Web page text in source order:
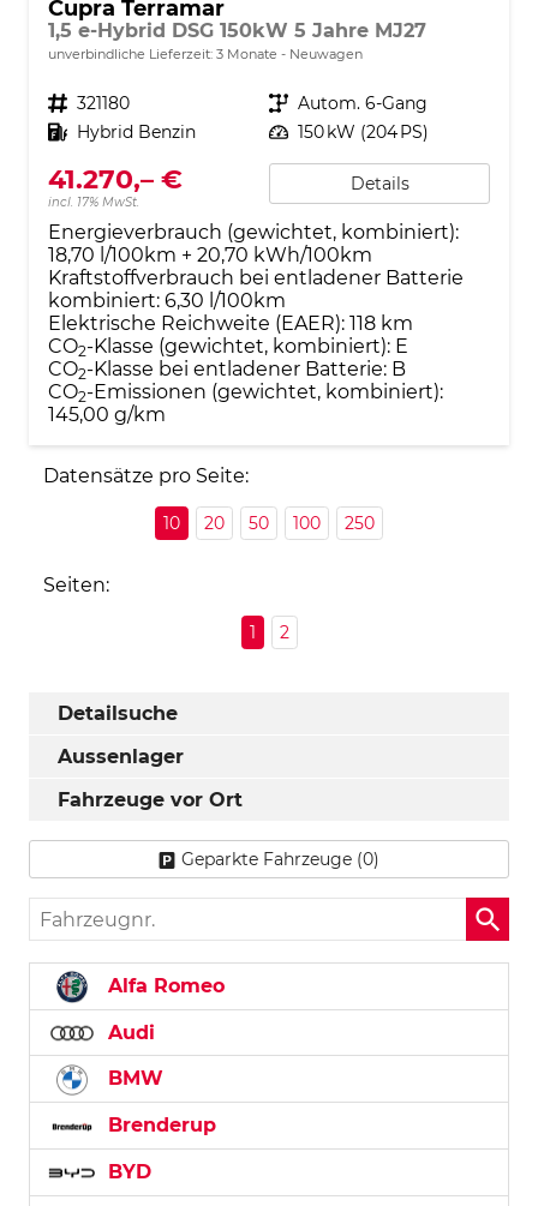
Cupra Terramar
1,5 e-Hybrid DSG 150kW 5 Jahre MJ27
unverbindliche Lieferzeit: 3 Monate Neuwagen
Fahrzeugnr. 321180 Getriebe Autom. 6-Gang
Kraftstoff Hybrid Benzin Leistung 150 kW (204 PS)
41.270,– €
incl. 17% MwSt.
Details
Energieverbrauch (gewichtet, kombiniert):
18,70 l/100km + 20,70 kWh/100km
Kraftstoffverbrauch bei entladener Batterie
kombiniert: 6,30 l/100km
Elektrische Reichweite (EAER): 118 km
CO2-Klasse (gewichtet, kombiniert): E
CO2-Klasse bei entladener Batterie: B
CO2-Emissionen (gewichtet, kombiniert):
145,00 g/km
Datensätze pro Seite:
10 20 50 100 250
Seiten:
1 2
Detailsuche
Aussenlager
Fahrzeuge vor Ort
Geparkte Fahrzeuge (0)
Fahrzeugnr.
Alfa Romeo
Audi
BMW
Brenderup
BYD